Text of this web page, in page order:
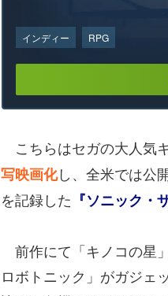
インディー RPG
こちらはセガの大人気
写映画化し、全米では公
を記録した 『ソニック・
前作にて「キノコの星
ロボトニック」がガジェ